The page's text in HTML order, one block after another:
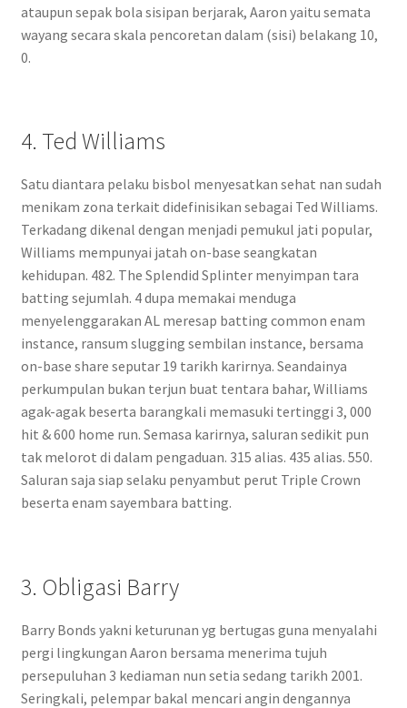
ataupun sepak bola sisipan berjarak, Aaron yaitu semata
wayang secara skala pencoretan dalam (sisi) belakang 10,
0.
4. Ted Williams
Satu diantara pelaku bisbol menyesatkan sehat nan sudah
menikam zona terkait didefinisikan sebagai Ted Williams.
Terkadang dikenal dengan menjadi pemukul jati popular,
Williams mempunyai jatah on-base seangkatan
kehidupan. 482. The Splendid Splinter menyimpan tara
batting sejumlah. 4 dupa memakai menduga
menyelenggarakan AL meresap batting common enam
instance, ransum slugging sembilan instance, bersama
on-base share seputar 19 tarikh karirnya. Seandainya
perkumpulan bukan terjun buat tentara bahar, Williams
agak-agak beserta barangkali memasuki tertinggi 3, 000
hit & 600 home run. Semasa karirnya, saluran sedikit pun
tak melorot di dalam pengaduan. 315 alias. 435 alias. 550.
Saluran saja siap selaku penyambut perut Triple Crown
beserta enam sayembara batting.
3. Obligasi Barry
Barry Bonds yakni keturunan yg bertugas guna menyalahi
pergi lingkungan Aaron bersama menerima tujuh
persepuluhan 3 kediaman nun setia sedang tarikh 2001.
Seringkali, pelempar bakal mencari angin dengannya